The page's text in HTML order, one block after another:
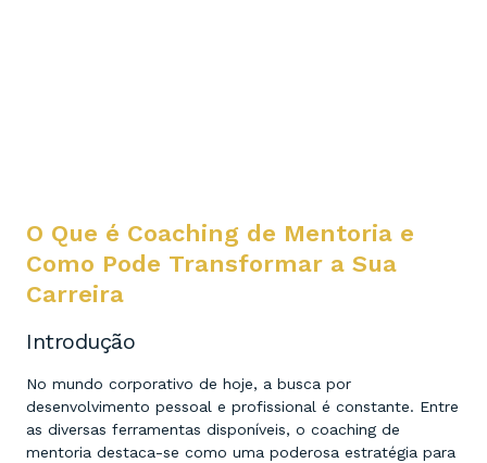
O Que é Coaching de Mentoria e
Como Pode Transformar a Sua
Carreira
Introdução
No mundo corporativo de hoje, a busca por
desenvolvimento pessoal e profissional é constante. Entre
as diversas ferramentas disponíveis, o coaching de
mentoria destaca-se como uma poderosa estratégia para